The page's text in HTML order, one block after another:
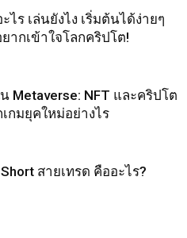
ร เล่นยังไง เริ่มต้นได้ง่ายๆ
ากเข้าใจโลกคริปโต!
Metaverse: NFT และคริปโต
กมยุคใหม่อย่างไร
สายเทรด คืออะไร?